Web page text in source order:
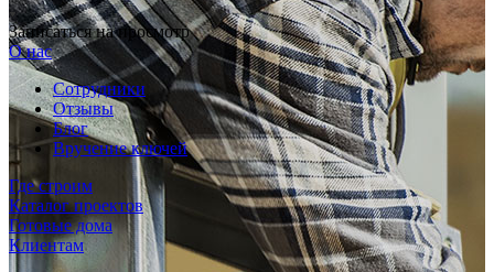
Записаться на просмотр
О нас
Сотрудники
Отзывы
Блог
Вручение ключей
Где строим
Каталог проектов
Готовые дома
Клиентам